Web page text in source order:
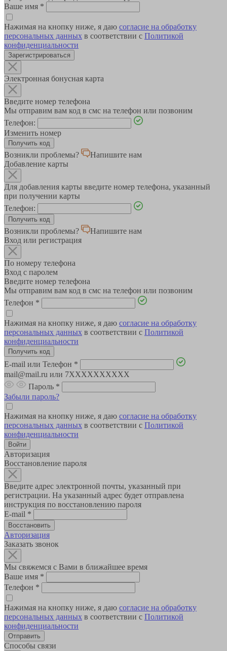
Ваше имя *
Нажимая на кнопку ниже, я даю согласие на обработку
персональных данных в соответствии с Политикой
конфиденциальности
Зарегистрироваться
Электронная бонусная карта
Введите номер телефона
Мы отправим вам код в смс на телефон или позвоним
Телефон:
Изменить номер
Возникли проблемы?
Напишите нам
Добавление карты
Для добавления карты введите номер телефона, указанный
при получении карты
Телефон:
Возникли проблемы?
Напишите нам
Вход или регистрация
По номеру телефона
Вход с паролем
Введите номер телефона
Мы отправим вам код в смс на телефон или позвоним
Телефон *
Нажимая на кнопку ниже, я даю согласие на обработку
персональных данных в соответствии с Политикой
конфиденциальности
E-mail или Телефон *
mail@mail.ru или 7XXXXXXXXXX
Пароль *
Забыли пароль?
Нажимая на кнопку ниже, я даю согласие на обработку
персональных данных в соответствии с Политикой
конфиденциальности
Авторизация
Восстановление пароля
Введите адрес электронной почты, указанный при
регистрации. На указанный адрес будет отправлена
инструкция по восстановлению пароля
E-mail *
Авторизация
Заказать звонок
Мы свяжемся с Вами в ближайшее время
Ваше имя *
Телефон *
Нажимая на кнопку ниже, я даю согласие на обработку
персональных данных в соответствии с Политикой
конфиденциальности
Способы связи